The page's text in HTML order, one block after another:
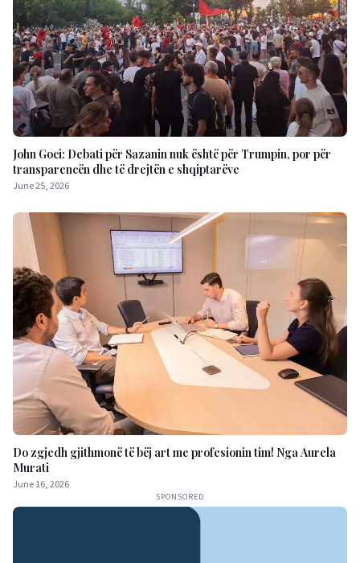
John Goci: Debati për Sazanin nuk është për Trumpin, por për
transparencën dhe të drejtën e shqiptarëve
June 25, 2026
Do zgjedh gjithmonë të bëj art me profesionin tim! Nga Aurela
Murati
June 16, 2026
SPONSORED